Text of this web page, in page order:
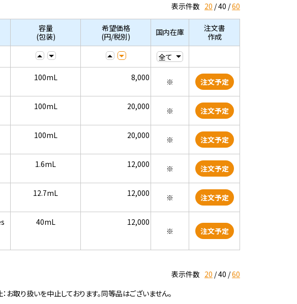
表示件数 20 40 60
容量
(包装)
希望価格
(円/税別)
国内在庫
注文書
作成
100mL 8,000 ※ 注文予定
100mL 20,000 ※ 注文予定
100mL 20,000 ※ 注文予定
1.6mL 12,000 ※ 注文予定
12.7mL 12,000 ※ 注文予定
40mL
12,000
※
注文予定
表示件数 20 40 60
り扱いを中止しております。同等品はございません。